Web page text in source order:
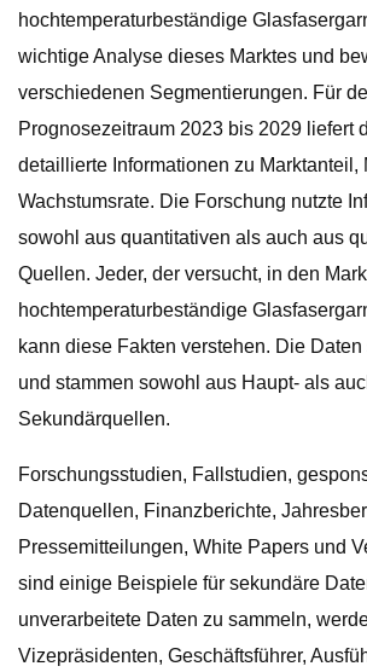
hochtemperaturbeständige
wichtige Analyse dieses Marktes und
verschiedenen Segmentierungen. Für
Prognosezeitraum 2023 bis 2029 liefert
detaillierte Informationen zu Marktanteil,
Wachstumsrate. Die Forschung nutzte
sowohl aus quantitativen als auch aus
Quellen. Jeder, der versucht, in den
hochtemperaturbeständige
kann diese Fakten verstehen. Die
und stammen sowohl aus Haupt- als
Sekundärquellen.
Forschungsstudien, Fallstudien,
Datenquellen, Finanzberichte,
Pressemitteilungen, White Papers und
sind einige Beispiele für sekundäre
unverarbeitete Daten zu sammeln,
Vizepräsidenten, Geschäftsführer,